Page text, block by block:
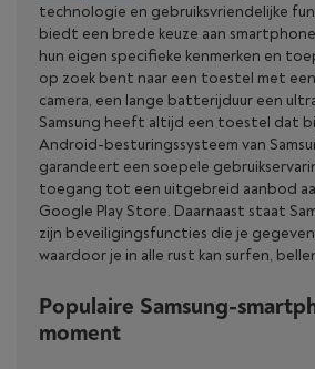
technologie en gebruiksvriendelijke
biedt een brede keuze aan
hun eigen specifieke kenmerken en
op zoek bent naar een toestel met
camera, een lange batterijduur een
Samsung heeft altijd een toestel dat
Android-besturingssysteem van
garandeert een soepele
toegang tot een uitgebreid aanbod
Google Play Store. Daarnaast staat
zijn beveiligingsfuncties die je
waardoor je in alle rust kan surfen,
Populaire Samsung-
moment